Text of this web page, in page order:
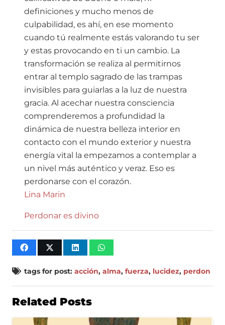
definiciones y mucho menos de
culpabilidad, es ahí, en ese momento
cuando tú realmente estás valorando tu ser
y estas provocando en ti un cambio. La
transformación se realiza al permitirnos
entrar al templo sagrado de las trampas
invisibles para guiarlas a la luz de nuestra
gracia. Al acechar nuestra consciencia
comprenderemos a profundidad la
dinámica de nuestra belleza interior en
contacto con el mundo exterior y nuestra
energía vital la empezamos a contemplar a
un nivel más auténtico y veraz. Eso es
perdonarse con el corazón.
Lina Marin
Perdonar es divino
tags for post: acción, alma, fuerza, lucidez, perdon
Related Posts